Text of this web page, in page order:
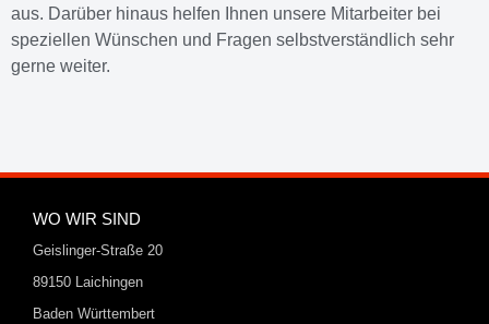
aus. Darüber hinaus helfen Ihnen unsere Mitarbeiter bei
speziellen Wünschen und Fragen selbstverständlich sehr
gerne weiter.
WO WIR SIND
Geislinger-Straße 20
89150 Laichingen
Baden Württembert